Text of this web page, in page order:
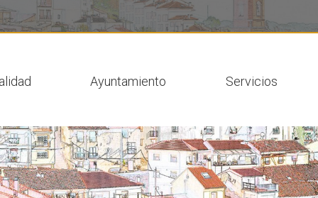
Ayuntamiento Servicios